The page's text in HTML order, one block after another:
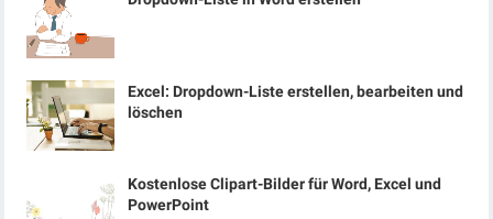
Excel: Dropdown-Liste erstellen, bearbeiten und
löschen
Kostenlose Clipart-Bilder für Word, Excel und
PowerPoint